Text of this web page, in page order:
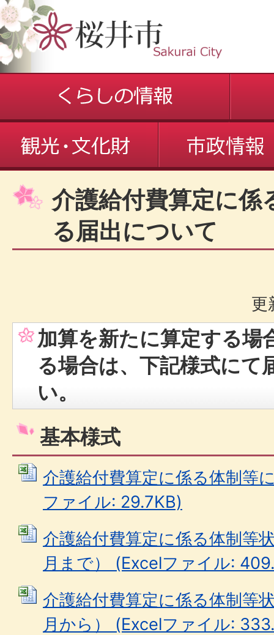
介護給付費算定に係
る届出について
更
加算を新たに算定する場
る場合は、下記様式にて
い。
基本様式
介護給付費算定に係る体制等
ファイル: 29.7KB)
介護給付費算定に係る体制等
月まで） (Excelファイル:
介護給付費算定に係る体制等
月から） (Excelファイル: